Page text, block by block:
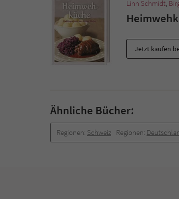
Linn Schmidt,
Jetzt kaufen
Ähnliche Bücher:
Regionen: Schweiz Regionen: